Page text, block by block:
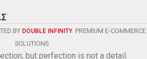
BY DOUBLE INFINITY. PREMIUM E-COMMERCE
SOLUTIONS.
but perfection is not a detail.